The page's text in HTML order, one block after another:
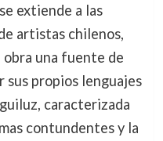
extiende a las
artistas chilenos,
una fuente de
sus propios lenguajes
caracterizada
contundentes y la